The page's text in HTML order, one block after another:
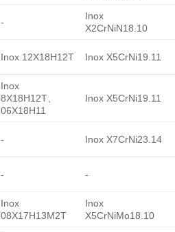
-
Inox
X2CrNiN18.10
Inox 12X18H12T Inox X5CrNi19.11
Inox
8X18H12T、
06X18H11
Inox X5CrNi19.11
- Inox X7CrNi23.14
- -
Inox
08X17H13M2T
Inox
X5CrNiMo18.10